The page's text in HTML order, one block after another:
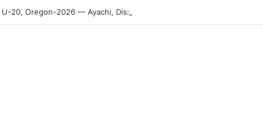
20, Oregon-2026 — Ayachi, Dissa, Touahria et Ghezali en finale